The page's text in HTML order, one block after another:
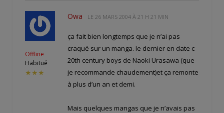
Offline
Habitué
★★★
Owa LE 26 MARS 2004 À 21 H 21 MIN
ça fait bien longtemps que je n’ai pas
craqué sur un manga. le dernier en date c
20th century boys de Naoki Urasawa (que
je recommande chaudement)et ça remonte
à plus d’un an et demi.
Mais quelques mangas que je n’avais pas